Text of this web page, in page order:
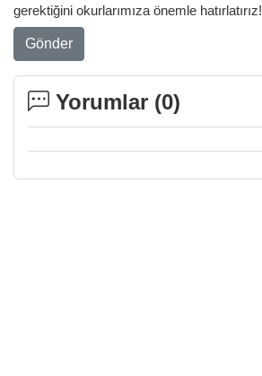
gerektiğini okurlarımıza önemle hatırlatırız!
Gönder
Yorumlar (0)